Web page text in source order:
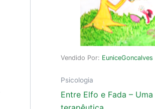
Vendido Por: EuniceGoncalves
Psicologia
Entre Elfo e Fada –